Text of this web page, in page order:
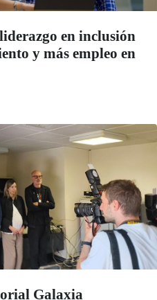
en inclusión
y más empleo en
Galaxia